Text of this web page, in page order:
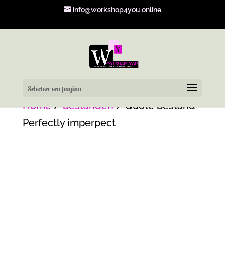
info@workshop4you.online
Selecteer een pagina
Home/bestanden/ Quote bestand -
Perfectly imperpect